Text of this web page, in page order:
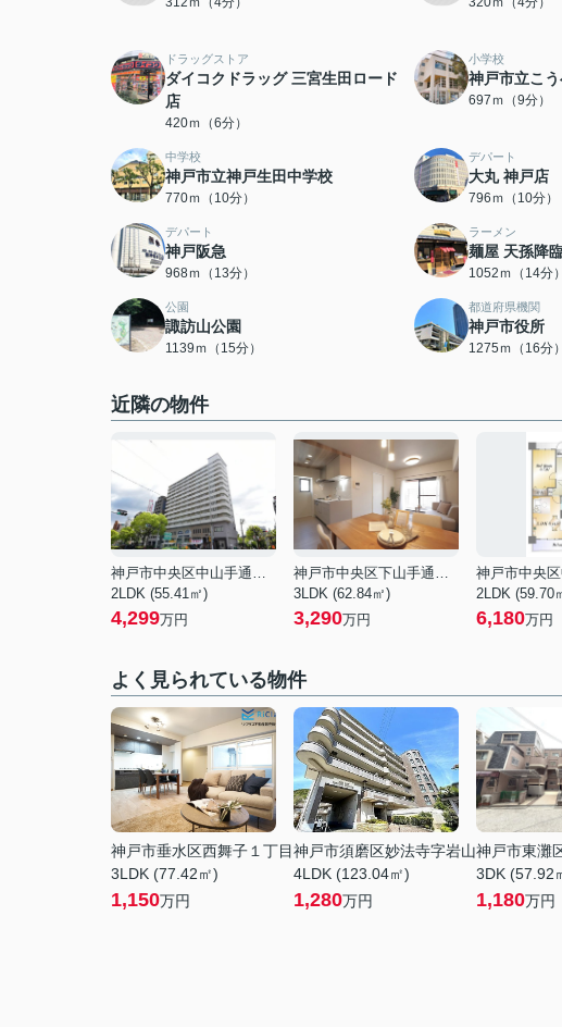
ドラッグストア
ダイコクドラッグ 三宮生田ロード
店
420ｍ（6分）
小学校
神戸市立こ
697ｍ（9分）
中学校
神戸市立神戸生田中学校
770ｍ（10分）
デパート
大丸 神戸店
796ｍ（10分）
デパート
神戸阪急
968ｍ（13分）
ラーメン
麺屋 天孫降
1052ｍ（14分）
公園
諏訪山公園
1139ｍ（15分）
都道府県機関
神戸市役所
1275ｍ（16分）
近隣の物件
神戸市中央区中山手通２丁目
2LDK (55.41㎡)
4,299万円
神戸市中央区下山手通３丁目
3LDK (62.84㎡)
3,290万円
2LDK (59.70
6,180万円
よく見られている物件
神戸市垂水区西舞子１丁目
3LDK (77.42㎡)
1,150万円
神戸市須磨区妙法寺字岩山
4LDK (123.04㎡)
1,280万円
神戸市東灘
3DK (57.92
1,180万円